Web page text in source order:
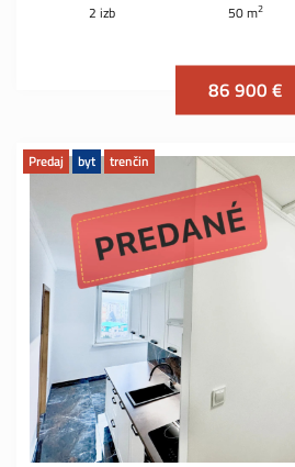
2 izb 50 m2
86 900 €
Predaj byt trenčin